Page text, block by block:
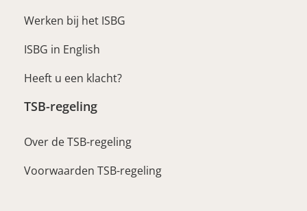
Werken bij het ISBG
ISBG in English
Heeft u een klacht?
TSB-regeling
Over de TSB-regeling
Voorwaarden TSB-regeling